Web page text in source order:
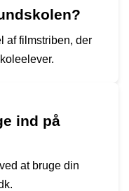
af filmstriben, der
ind på
at bruge din